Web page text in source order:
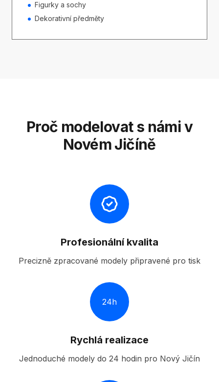
Figurky a sochy
Dekorativní předměty
Proč modelovat s námi v
Novém Jičíně
Profesionální kvalita
Precizně zpracované modely připravené pro tisk
24h
Rychlá realizace
Jednoduché modely do 24 hodin pro Nový Jičín